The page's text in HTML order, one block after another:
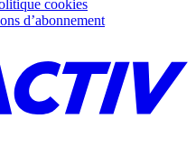
cookies
d’abonnement